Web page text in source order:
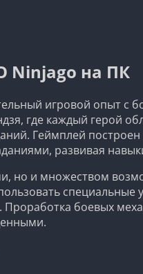
Ninjago на ПК
игровой опыт
где каждый герой
Геймплей
развивая
но и множеством
боевых